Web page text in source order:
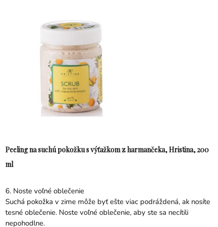
Peeling na suchú pokožku s výťažkom z harmančeka, Hristina, 200
ml
6. Noste voľné oblečenie
Suchá pokožka v zime môže byť ešte viac podráždená, ak nosíte
tesné oblečenie. Noste voľné oblečenie, aby ste sa necítili
nepohodlne.